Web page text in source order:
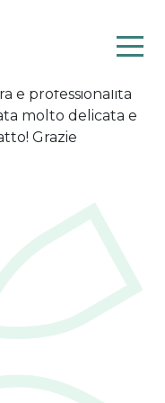
la dott.sa Bruno
professionalità e
e professionalità
molto delicata e
Grazie